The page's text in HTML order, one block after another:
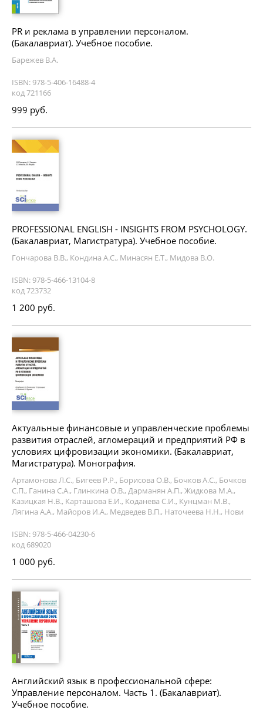
PR и реклама в управлении персоналом.
(Бакалавриат). Учебное пособие.
Барежев В.А.
ISBN: 978-5-406-16488-4
код 721166
999 руб.
PROFESSIONAL ENGLISH - INSIGHTS FROM PSYCHOLOGY.
(Бакалавриат, Магистратура). Учебное пособие.
Гончарова В.В., Кондина А.С., Минасян Е.Т., Мидова В.О.
ISBN: 978-5-466-13104-8
код 723732
1 200 руб.
Актуальные финансовые и управленческие проблемы
развития отраслей, агломераций и предприятий РФ в
условиях цифровизации экономики. (Бакалавриат,
Магистратура). Монография.
Артамонова Л.С., Бигеев Р.Р., Борисова О.В., Бочков А.С., Бочков
С.П., Ганина С.А., Глинкина О.В., Дарманян А.П., Жидкова М.А.,
Казицкая Н.В., Карташова Е.И., Коданева С.И., Кунцман М.В.,
Лягина А.А., Майоров И.А., Медведев В.П., Наточеева Н.Н., Нови
ISBN: 978-5-466-04230-6
код 689020
1 000 руб.
Английский язык в профессиональной сфере:
Управление персоналом. Часть 1. (Бакалавриат).
Учебное пособие.